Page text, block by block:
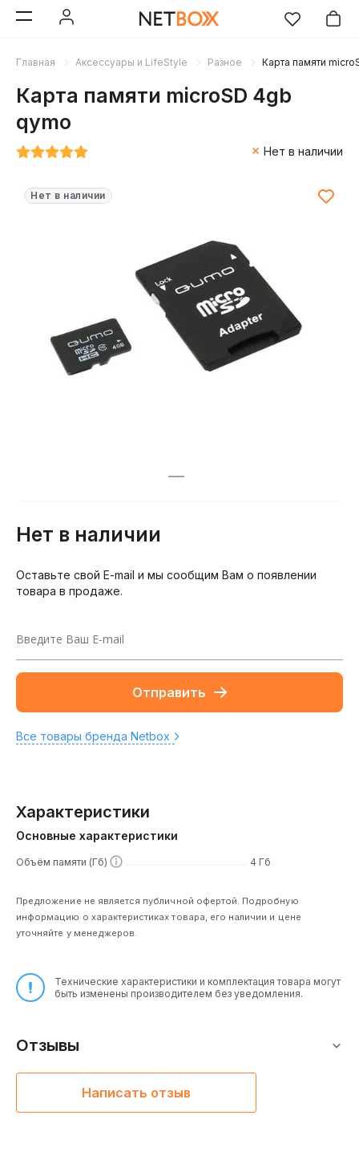
Главная Аксессуары и LifeStyle Разное Карта памяти
Карта памяти microSD 4gb
qymo
Нет в наличии
Нет в наличии
Нет в наличии
Оставьте свой E-mail и мы сообщим Вам о появлении
товара в продаже.
Отправить
Все товары бренда Netbox
Характеристики
Основные характеристики
Объём памяти (Гб) 4 Гб
Предложение не является публичной офертой. Подробную
информацию о характеристиках товара, его наличии и цене
уточняйте у менеджеров.
Технические характеристики и комплектация товара могут
быть изменены производителем без уведомления.
Отзывы
Написать отзыв